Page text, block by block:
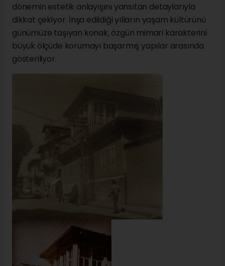
dönemin estetik anlayışını yansıtan detaylarıyla
dikkat çekiyor. İnşa edildiği yılların yaşam kültürünü
günümüze taşıyan konak, özgün mimari karakterini
büyük ölçüde korumayı başarmış yapılar arasında
gösteriliyor.